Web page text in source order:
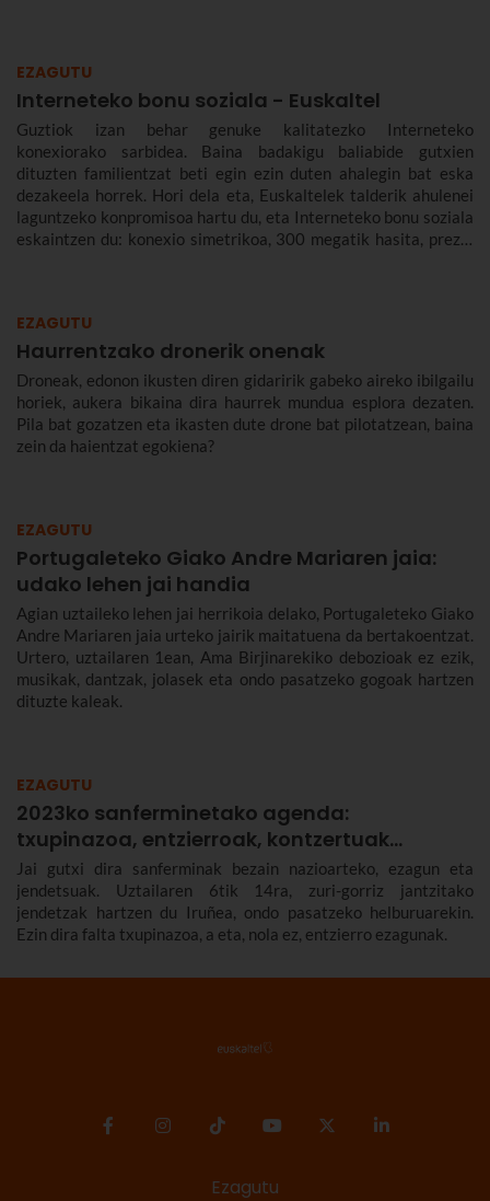
EZAGUTU
Interneteko bonu soziala - Euskaltel
Guztiok izan behar genuke kalitatezko Interneteko
konexiorako sarbidea. Baina badakigu baliabide gutxien
dituzten familientzat beti egin ezin duten ahalegin bat eska
dezakeela horrek. Hori dela eta, Euskaltelek talderik ahulenei
laguntzeko konpromisoa hartu du, eta Interneteko bonu soziala
eskaintzen du: konexio simetrikoa, 300 megatik hasita, prezio
EZAGUTU
Haurrentzako dronerik onenak
Droneak, edonon ikusten diren gidaririk gabeko aireko ibilgailu
horiek, aukera bikaina dira haurrek mundua esplora dezaten.
Pila bat gozatzen eta ikasten dute drone bat pilotatzean, baina
zein da haientzat egokiena?
EZAGUTU
Portugaleteko Giako Andre Mariaren jaia:
udako lehen jai handia
Agian uztaileko lehen jai herrikoia delako, Portugaleteko Giako
Andre Mariaren jaia urteko jairik maitatuena da bertakoentzat.
Urtero, uztailaren 1ean, Ama Birjinarekiko debozioak ez ezik,
musikak, dantzak, jolasek eta ondo pasatzeko gogoak hartzen
dituzte kaleak.
EZAGUTU
2023ko sanferminetako agenda:
txupinazoa, entzierroak, kontzertuak…
Jai gutxi dira sanferminak bezain nazioarteko, ezagun eta
jendetsuak. Uztailaren 6tik 14ra, zuri-gorriz jantzitako
jendetzak hartzen du Iruñea, ondo pasatzeko helburuarekin.
Ezin dira falta txupinazoa, a eta, nola ez, entzierro ezagunak.
Ezagutu